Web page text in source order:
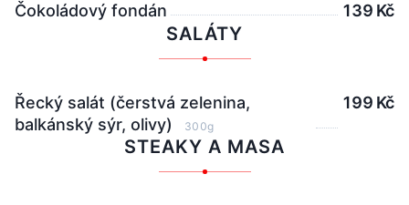
Čokoládový fondán 139 Kč
SALÁTY
Řecký salát (čerstvá zelenina,
balkánský sýr, olivy)
300g
199 Kč
STEAKY A MASA